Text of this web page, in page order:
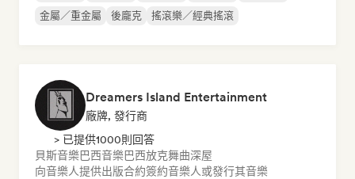
金屬／重金屬
後龐克 搖滾樂／經典搖滾
Dreamers Island Entertainment
廠牌, 發行商
> 已提供1000則回答
貝斯音樂巴西音樂巴西放克舞曲深屋
向音樂人提供出版合約簽約音樂人或發行其音樂